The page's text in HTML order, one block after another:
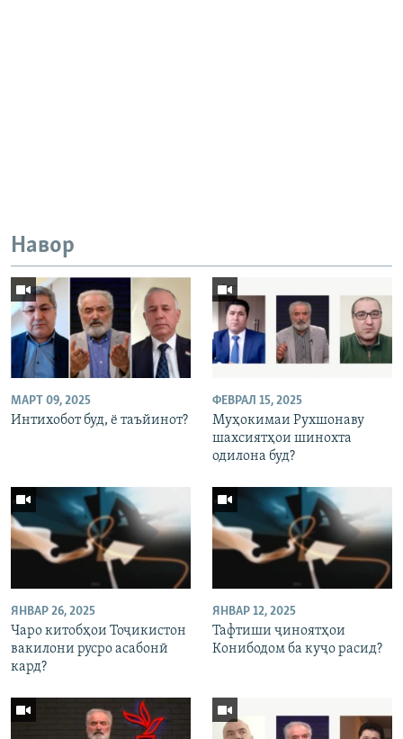
Навор
МАРТ 09, 2025
Интихобот буд, ё таъйинот?
ФЕВРАЛ 15, 2025
Муҳокимаи Рухшонаву
шахсиятҳои шинохта
одилона буд?
ЯНВАР 26, 2025
Чаро китобҳои Тоҷикистон
вакилони русро асабонӣ
кард?
ЯНВАР 12, 2025
Тафтиши ҷиноятҳои
Конибодом ба куҷо расид?